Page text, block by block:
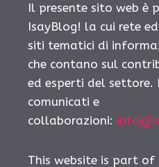
Il presente sito web è
IsayBlog! la cui rete
siti tematici di
che contano sul
ed esperti del settore.
comunicati e
collaborazioni:
This website is part of